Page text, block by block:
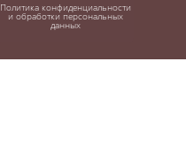
Политика конфиденциальности
и обработки персональных
данных